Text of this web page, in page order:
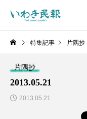
特集記事 片隅抄
片隅抄
2013.05.21
2013.05.21